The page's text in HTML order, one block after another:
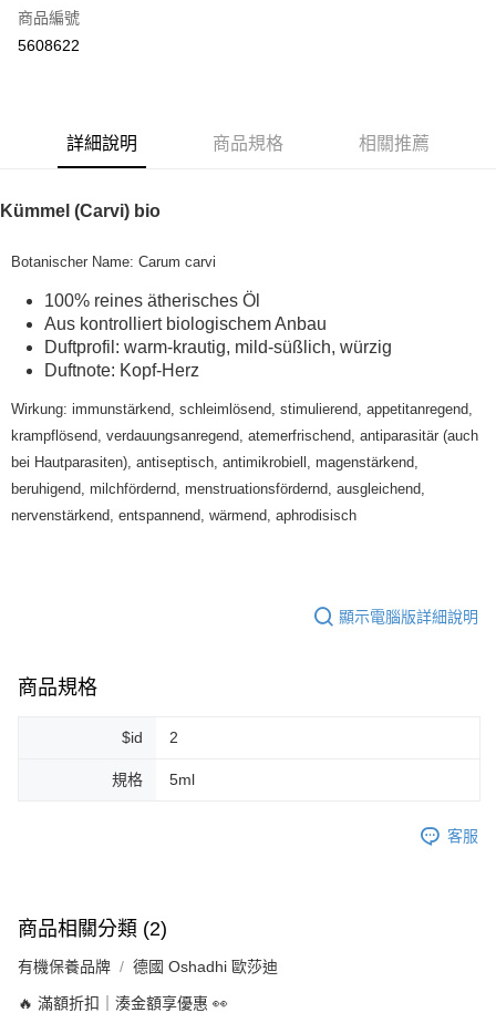
超商取貨付款
街口支付
運送方式
全家取貨付款
全家純取貨 (先付款
每筆NT$80，滿NT$999(含以上)免運費
7-11取貨付款
每筆NT$100，滿NT$999(含以上)免運費
付款後門市自取
商品編號
5608622
詳細說明 商品規格 相關推薦
Kümmel (Carvi) bio
Botanischer Name: Carum carvi
100% reines ätherisches Öl
Aus kontrolliert biologischem Anbau
Duftprofil: warm-krautig, mild-süßlich, würzig
Duftnote: Kopf-Herz
Wirkung: immunstärkend, schleimlösend, stimulierend, appetitanregend,
krampflösend, verdauungsanregend, atemerfrischend, antiparasitär (auch
bei Hautparasiten), antiseptisch, antimikrobiell, magenstärkend,
beruhigend, milchfördernd, menstruationsfördernd, ausgleichend,
nervenstärkend, entspannend, wärmend, aphrodisisch
顯示電腦版詳細說明
商品規格
$id 2
規格 5ml
客服
商品相關分類 (2)
有機保養品牌 德國 Oshadhi 歐莎迪
🔥 滿額折扣｜湊金額享優惠 👀